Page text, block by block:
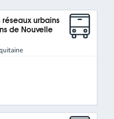
urbains
de Nouvelle